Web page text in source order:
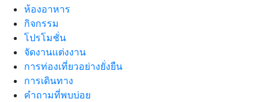
ห้องอาหาร
กิจกรรม
โปรโมชั่น
จัดงานแต่งงาน
การท่องเที่ยวอย่างยั่งยืน
การเดินทาง
คำถามที่พบบ่อย